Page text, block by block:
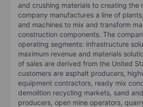
and crushing materials to creating the
company manufactures a line of
and machines to mix and transform
construction components. The
operating segments: infrastructure
maximum revenue and materials
of sales are derived from the United
customers are asphalt producers,
equipment contractors, ready mix
demolition recycling markets, sand
producers, open mine operators,